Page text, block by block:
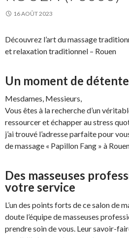
16 AOÛT 2023
Découvrez l’art du massage
et relaxation traditionnel – Rouen
Un moment de
Mesdames, Messieurs,
Vous êtes à la recherche d’un
ressourcer et échapper au stress
j’ai trouvé l’adresse parfaite pour
de massage « Papillon Fang » à
Des masseuses
votre service
L’un des points forts de ce salon de
doute l’équipe de masseuses
prendre soin de vous. Leur savoir-